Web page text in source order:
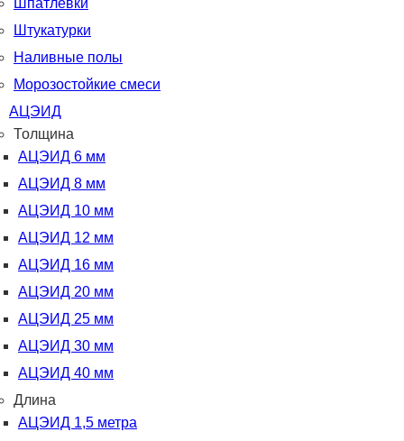
Шпатлевки
Штукатурки
Наливные полы
Морозостойкие смеси
АЦЭИД
Толщина
АЦЭИД 6 мм
АЦЭИД 8 мм
АЦЭИД 10 мм
АЦЭИД 12 мм
АЦЭИД 16 мм
АЦЭИД 20 мм
АЦЭИД 25 мм
АЦЭИД 30 мм
АЦЭИД 40 мм
Длина
АЦЭИД 1,5 метра